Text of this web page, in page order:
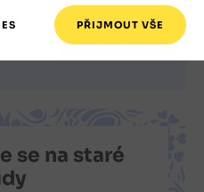
bude použit k zasílání
se na staré